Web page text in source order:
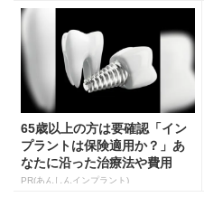
65歳以上の方は要確認「イン
プラントは保険適用か？」あ
なたに沿った治療法や費用
を...
PR(あんしんインプラント)